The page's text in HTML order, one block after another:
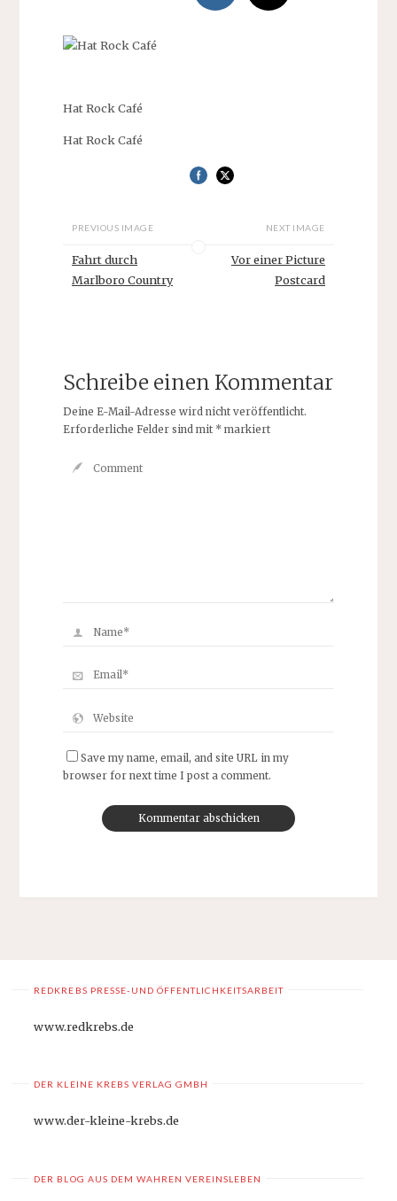
Hat Rock Café
Hat Rock Café
PREVIOUS IMAGE
Fahrt durch
Marlboro Country
NEXT IMAGE
Vor einer Picture
Postcard
Schreibe einen Kommentar
Deine E-Mail-Adresse wird nicht veröffentlicht.
Erforderliche Felder sind mit *markiert
Save my name, email, and site URL in my
browser for next time I post a comment.
REDKREBS PRESSE-UND ÖFFENTLICHKEITSARBEIT
www.redkrebs.de
DER KLEINE KREBS VERLAG GMBH
www.der-kleine-krebs.de
DER BLOG AUS DEM WAHREN VEREINSLEBEN